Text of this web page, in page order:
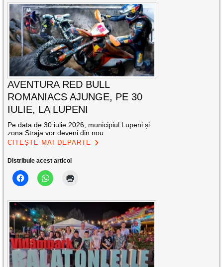
AVENTURA RED BULL
ROMANIACS AJUNGE, PE 30
IULIE, LA LUPENI
Pe data de 30 iulie 2026, municipiul Lupeni și
zona Straja vor deveni din nou
CITEȘTE MAI DEPARTE
Distribuie acest articol